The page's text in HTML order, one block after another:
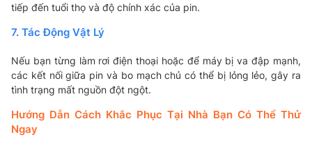
tiếp đến tuổi thọ và độ chính xác của pin.
7. Tác Động Vật Lý
Nếu bạn từng làm rơi điện thoại hoặc để máy bị va đập mạnh,
các kết nối giữa pin và bo mạch chủ có thể bị lỏng lẻo, gây ra
tình trạng mất nguồn đột ngột.
Hướng Dẫn Cách Khắc Phục Tại Nhà Bạn Có Thể Thử
Ngay